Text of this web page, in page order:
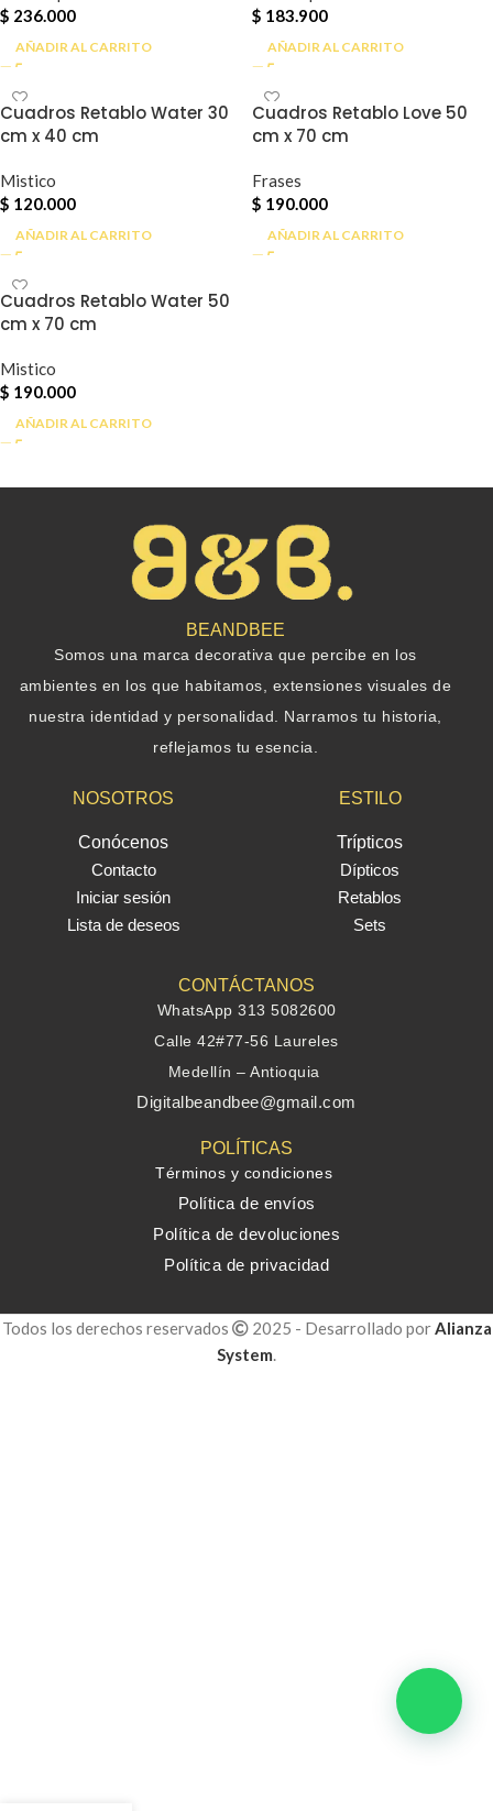
$ 236.000
AÑADIR AL CARRITO
$ 183.900
AÑADIR AL CARRITO
Cuadros Retablo Water 30
cm x 40 cm
Mistico
$ 120.000
AÑADIR AL CARRITO
Cuadros Retablo Love 50
cm x 70 cm
Frases
$ 190.000
AÑADIR AL CARRITO
Cuadros Retablo Water 50
cm x 70 cm
Mistico
$ 190.000
AÑADIR AL CARRITO
BEANDBEE
Somos una marca decorativa que percibe en los
ambientes en los que habitamos, extensiones visuales de
nuestra identidad y personalidad. Narramos tu historia,
reflejamos tu esencia.
NOSOTROS
Conócenos
Contacto
Iniciar sesión
Lista de deseos
ESTILO
Trípticos
Dípticos
Retablos
Sets
CONTÁCTANOS
WhatsApp 313 5082600
Calle 42#77-56 Laureles
Medellín – Antioquia
Digitalbeandbee@gmail.com
POLÍTICAS
Términos y condiciones
Política de envíos
Política de devoluciones
Política de privacidad
Todos los derechos reservados 2025 - Desarrollado por Alianza
System